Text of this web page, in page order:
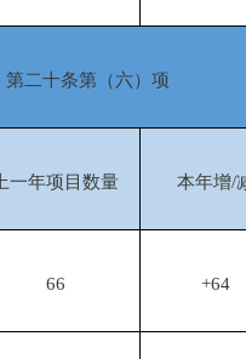
第二十条第（六）项
上一年项目数量 本年增/
66 +64